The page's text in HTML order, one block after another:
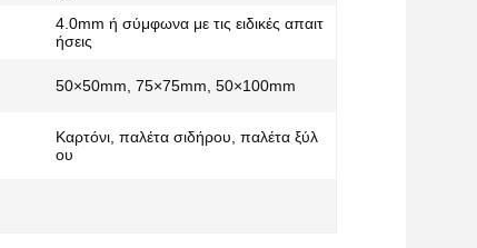
4.0mm ή σύμφωνα με τις ειδικές απαιτ
ήσεις
50×50mm, 75×75mm, 50×100mm
Καρτόνι, παλέτα σιδήρου, παλέτα ξύλ
ου